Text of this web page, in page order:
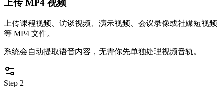
上传 MP4 视频
上传课程视频、访谈视频、演示视频、会议录像或社媒短视频
等 MP4 文件。
系统会自动提取语音内容，无需你先单独处理视频音轨。
Step 2